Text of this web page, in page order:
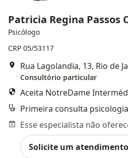
Patricia Regina Passos
Psicólogo
CRP 05/53117
Rua Lagolandia, 13, Rio de
Consultório particular
Aceita NotreDame
Primeira consulta psicologia
Solicite um atendimento